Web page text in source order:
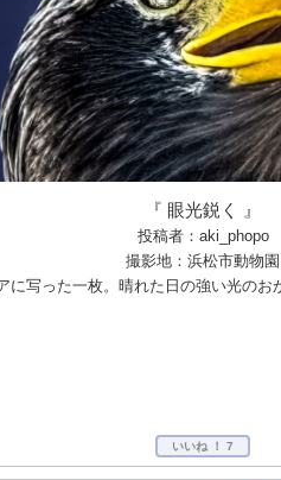
『 眼光鋭く 』
投稿者：aki_phopo
撮影地：浜松市動物園
に写った一枚。晴れた日の強い光の
いいね ！ 7